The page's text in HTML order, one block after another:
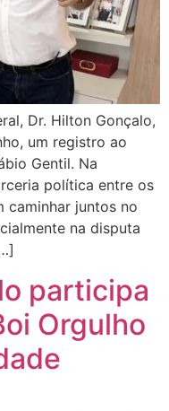
Dr. Hilton Gonçalo,
um registro ao
Gentil. Na
política entre os
caminhar juntos no
na disputa
participa
Orgulho